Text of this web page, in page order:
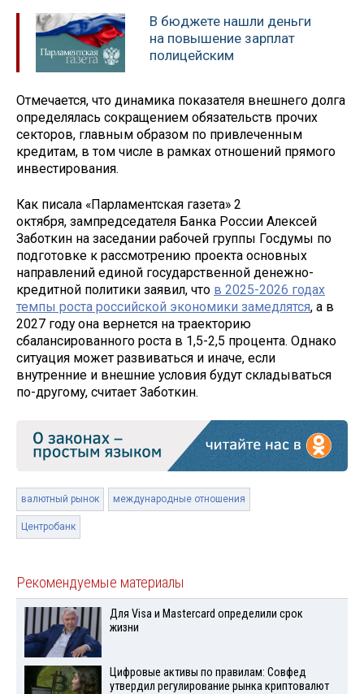
В бюджете нашли деньги
на повышение зарплат
полицейским
Отмечается, что динамика показателя внешнего долга
определялась сокращением обязательств прочих
секторов, главным образом по привлеченным
кредитам, в том числе в рамках отношений прямого
инвестирования.
Как писала «Парламентская газета» 2
октября, зампредседателя Банка России Алексей
Заботкин на заседании рабочей группы Госдумы по
подготовке к рассмотрению проекта основных
направлений единой государственной денежно-
кредитной политики заявил, что в 2025-2026 годах
темпы роста российской экономики замедлятся, а в
2027 году она вернется на траекторию
сбалансированного роста в 1,5-2,5 процента. Однако
ситуация может развиваться и иначе, если
внутренние и внешние условия будут складываться
по-другому, считает Заботкин.
валютный рынок международные отношения
Центробанк
Рекомендуемые материалы
Для Visа и Mastercard определили срок
жизни
Цифровые активы по правилам: Совфед
утвердил регулирование рынка криптовалют